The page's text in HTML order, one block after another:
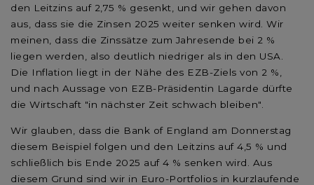
den Leitzins auf 2,75 % gesenkt, und wir gehen davon
aus, dass sie die Zinsen 2025 weiter senken wird. Wir
meinen, dass die Zinssätze zum Jahresende bei 2 %
liegen werden, also deutlich niedriger als in den USA.
Die Inflation liegt in der Nähe des EZB-Ziels von 2 %,
und nach Aussage von EZB-Präsidentin Lagarde dürfte
die Wirtschaft "in nächster Zeit schwach bleiben".
Wir glauben, dass die Bank of England am Donnerstag
diesem Beispiel folgen und den Leitzins auf 4,5 % und
schließlich bis Ende 2025 auf 4 % senken wird. Aus
diesem Grund sind wir in Euro-Portfolios in kurzlaufende